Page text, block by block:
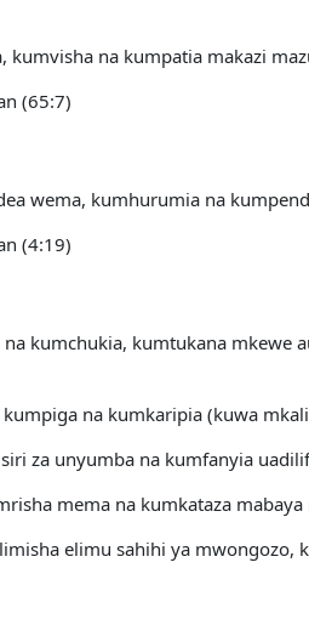
kumvisha na kumpatia makazi
(65:7)
wema, kumhurumia na
(4:19)
na kumchukia, kumtukana mkewe
kumpiga na kumkaripia (kuwa
za unyumba na kumfanyia
mema na kumkataza
elimu sahihi ya mwongozo,